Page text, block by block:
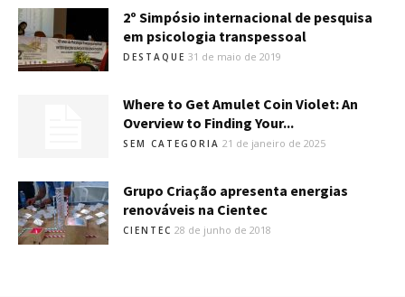
2º Simpósio internacional de pesquisa
em psicologia transpessoal
DESTAQUE 31 de maio de 2019
Where to Get Amulet Coin Violet: An
Overview to Finding Your...
SEM CATEGORIA 21 de janeiro de 2025
Grupo Criação apresenta energias
renováveis na Cientec
CIENTEC 28 de junho de 2018